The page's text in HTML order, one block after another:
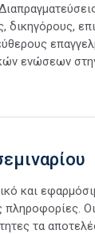
δικηγόρους,
ενώσεων
και
πληροφορίες.
τα